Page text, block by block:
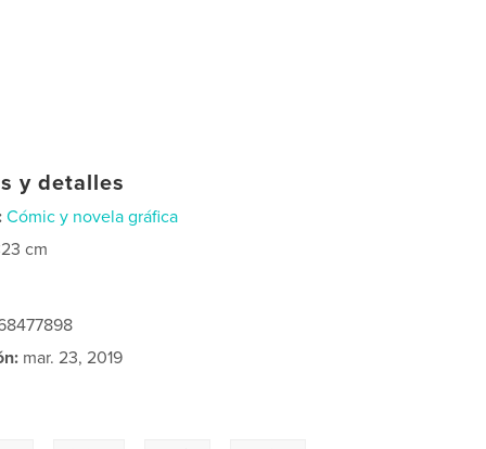
y detalles
Cómic y novela gráfica
cm
mar. 23, 2019